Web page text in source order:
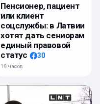
Пенсионер, пациент
или клиент
соцслужбы: в Латвии
хотят дать сениорам
единый правовой
статус
30
18 часов